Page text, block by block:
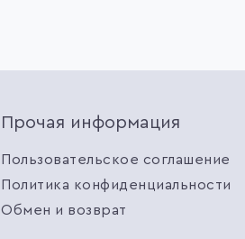
Прочая информация
Пользовательское соглашение
Политика конфиденциальности
Обмен и возврат